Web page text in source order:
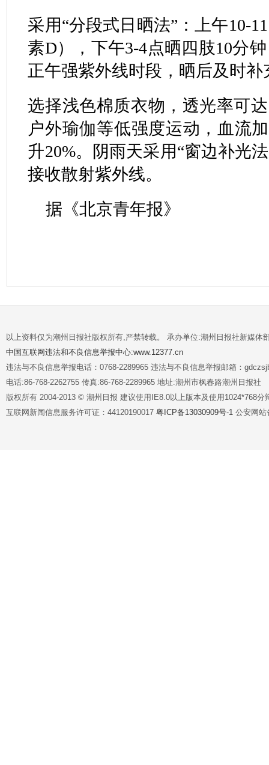
采用“分段式日晒法”：上午10-
素D），下午3-4点晒四肢10分
正午强紫外线时段，晒后及时补
选择浅色棉质衣物，透光率可
户外瑜伽等低强度运动，血流
升20%。阴雨天采用“窗边补光
接收散射紫外线。
据《北京青年报》
以上资料仅为潮州日报社版权所有,严禁转载。 承办单位:潮州日报社新媒体
中国互联网违法和不良信息举报中心:www.12377.cn
违法与不良信息举报电话：0768-2289965 违法与不良信息举报邮箱：
电话:86-768-2262755 传真:86-768-2289965 地址:潮州市枫春路潮州日报社
版权所有 2004-2013 © 潮州日报 建议使用IE8.0以上版本及使用1024*768分
互联网新闻信息服务许可证：44120190017 粤ICP备13030909号-1 公安网站